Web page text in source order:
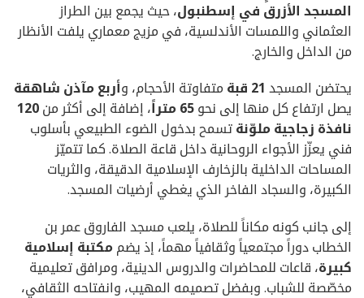
المسجد الأزرق في إسطنبول، حيث يجمع بين الطراز
العثماني واللمسات الأندلسية، في مزيج معماري يلفت الأنظار
من الداخل والخارج.
يحتضن المسجد21 قبة متفاوتة الأحجام، وأربع مآذن شاهقة
يصل ارتفاع كل منها إلى نحو65 متراً ، إضافة إلى أكثر من120
نافذة زجاجية ملوّنةتسمح بدخول الضوء الطبيعي بأسلوب
فني يعزّز الأجواء الروحانية داخل قاعة الصلاة. كما تتميّز
المساحات الداخلية بالزخارف الإسلامية الدقيقة، والثريات
الكبيرة، والسجاد الفاخر الذي يغطي أرضيات المسجد.
إلى جانب كونه مكاناً للصلاة، يلعب مسجد الفاروق عمر بن
الخطاب دوراً مجتمعياً وثقافياً مهماً، إذ يضممكتبة إسلامية
كبيرة، قاعات للمحاضرات والدروس الدينية، ومرافق تعليمية
مخصّصة للشباب. وبفضل تصميمه المهيب، وانفتاحه الثقافي،